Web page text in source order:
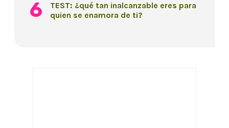
TEST: ¿qué tan inalcanzable eres para
quien se enamora de ti?